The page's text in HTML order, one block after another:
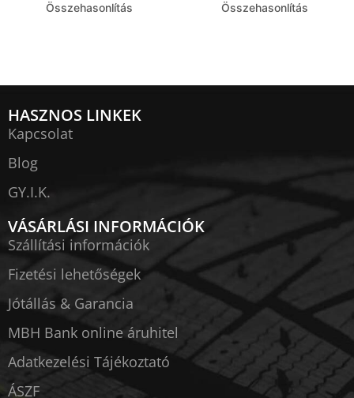
Összehasonlítás Összehasonlítás
HASZNOS LINKEK
Kapcsolat
Blog
GY.I.K.
VÁSÁRLÁSI INFORMÁCIÓK
Szállítási információk
Fizetési lehetőségek
Jótállás & Garancia
MBH Bank online áruhitel
Adatkezelési Tájékoztató
ÁSZF